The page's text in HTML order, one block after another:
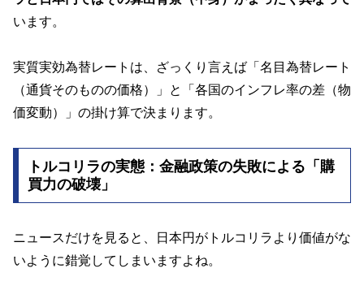
います。
実質実効為替レートは、ざっくり言えば「名目為替レート
（通貨そのものの価格）」と「各国のインフレ率の差（物
価変動）」の掛け算で決まります。
トルコリラの実態：金融政策の失敗による「購
買力の破壊」
ニュースだけを見ると、日本円がトルコリラより価値がな
いように錯覚してしまいますよね。